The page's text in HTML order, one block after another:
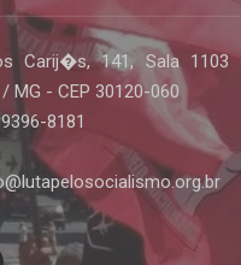
Carij�s, 141, Sala 1103
MG - CEP 30120-060
8181